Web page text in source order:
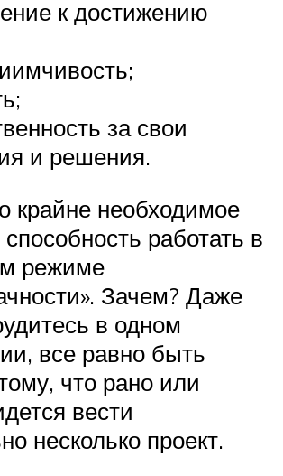
к достижению
за свои
и решения.
крайне необходимое
способность работать в
режиме
Зачем? Даже
в одном
все равно быть
что рано или
вести
несколько проект.